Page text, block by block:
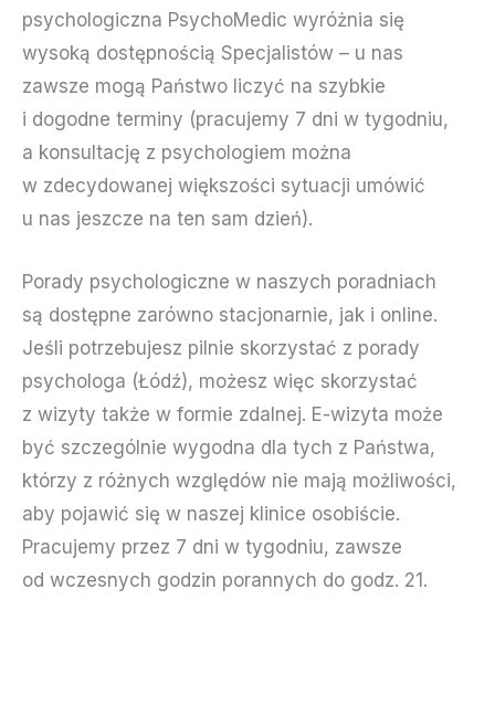
psychologiczna PsychoMedic wyróżnia się
wysoką dostępnością Specjalistów – u nas
zawsze mogą Państwo liczyć na szybkie
i dogodne terminy (pracujemy 7 dni w tygodniu,
a konsultację z psychologiem można
w zdecydowanej większości sytuacji umówić
u nas jeszcze na ten sam dzień).
Porady psychologiczne w naszych poradniach
są dostępne zarówno stacjonarnie, jak i online.
Jeśli potrzebujesz pilnie skorzystać z porady
psychologa (Łódź), możesz więc skorzystać
z wizyty także w formie zdalnej. E-wizyta może
być szczególnie wygodna dla tych z Państwa,
którzy z różnych względów nie mają możliwości,
aby pojawić się w naszej klinice osobiście.
Pracujemy przez 7 dni w tygodniu, zawsze
od wczesnych godzin porannych do godz. 21.